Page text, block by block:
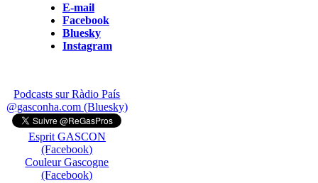
E-mail
Facebook
Bluesky
Instagram
Podcasts sur Ràdio País
@gasconha.com (Bluesky)
Esprit GASCON
(Facebook)
Couleur Gascogne
(Facebook)